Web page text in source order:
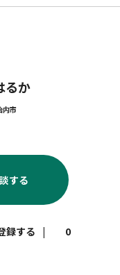
るか
内市
する
| 0